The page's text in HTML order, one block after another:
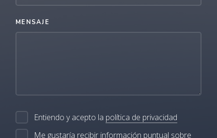
MENSAJE
Entiendo y acepto la política de privacidad
Me gustaría recibir información puntual sobre